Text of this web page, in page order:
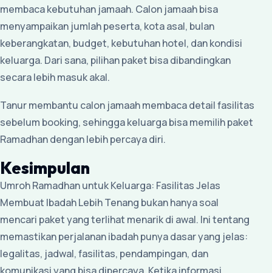
membaca kebutuhan jamaah. Calon jamaah bisa
menyampaikan jumlah peserta, kota asal, bulan
keberangkatan, budget, kebutuhan hotel, dan kondisi
keluarga. Dari sana, pilihan paket bisa dibandingkan
secara lebih masuk akal.
Tanur membantu calon jamaah membaca detail fasilitas
sebelum booking, sehingga keluarga bisa memilih paket
Ramadhan dengan lebih percaya diri.
Kesimpulan
Umroh Ramadhan untuk Keluarga: Fasilitas Jelas
Membuat Ibadah Lebih Tenang bukan hanya soal
mencari paket yang terlihat menarik di awal. Ini tentang
memastikan perjalanan ibadah punya dasar yang jelas:
legalitas, jadwal, fasilitas, pendampingan, dan